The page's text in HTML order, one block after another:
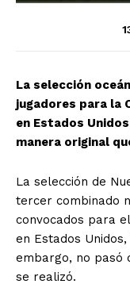
La selección
jugadores para la
en Estados
manera original
La selección de
tercer combinado
convocados para
en Estados
embargo, no pasó
se realizó.